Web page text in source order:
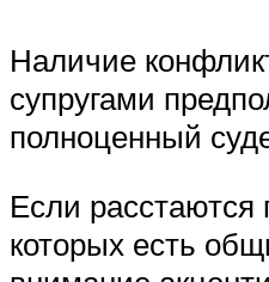
Наличие
супругами
полноценный
Если расстаются
которых есть